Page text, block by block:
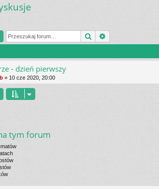
Szukaj
- dzień pierwszy
» 10 cze 2020, 20:00
tym forum